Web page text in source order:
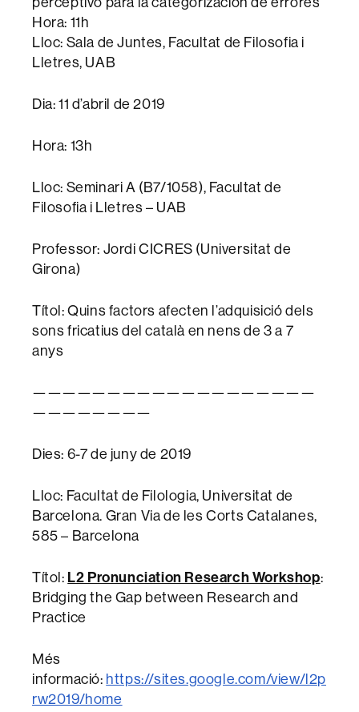
Hora: 11h
Lloc: Sala de Juntes, Facultat de Filosofia i
Lletres, UAB
Dia: 11 d’abril de 2019
Hora: 13h
Lloc: Seminari A (B7/1058), Facultat de
Filosofia i Lletres – UAB
Professor: Jordi CICRES (Universitat de
Girona)
Títol: Quins factors afecten l’adquisició dels
sons fricatius del català en nens de 3 a 7
anys
———————————————————
————————
Dies: 6-7 de juny de 2019
Lloc: Facultat de Filologia, Universitat de
Barcelona. Gran Via de les Corts Catalanes,
585 – Barcelona
Títol: L2 Pronunciation Research Workshop:
Bridging the Gap between Research and
Practice
Més
informació: https://sites.google.com/view/l2p
rw2019/home